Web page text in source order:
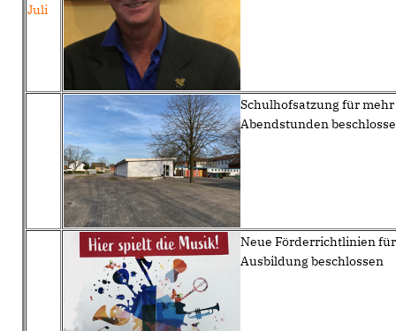
Juli
Schulhofsatzung für
Abendstunden
Neue Förderrichtlinien
Ausbildung beschlossen